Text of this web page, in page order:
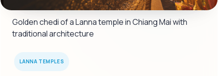
Golden chedi of a Lanna temple in Chiang Mai with
traditional architecture
LANNA TEMPLES